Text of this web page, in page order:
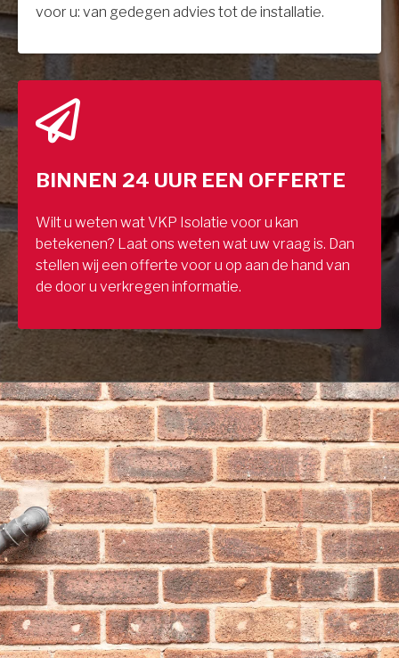
voor u: van gedegen advies tot de installatie.
BINNEN 24 UUR EEN OFFERTE
Wilt u weten wat VKP Isolatie voor u kan
betekenen? Laat ons weten wat uw vraag is. Dan
stellen wij een offerte voor u op aan de hand van
de door u verkregen informatie.